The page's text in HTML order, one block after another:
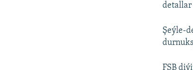
detallar
Şeýle-
FSB